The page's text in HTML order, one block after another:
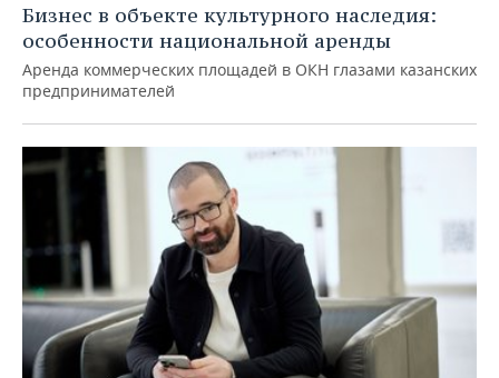
Бизнес в объекте культурного наследия:
особенности национальной аренды
Аренда коммерческих площадей в ОКН глазами казанских
предпринимателей